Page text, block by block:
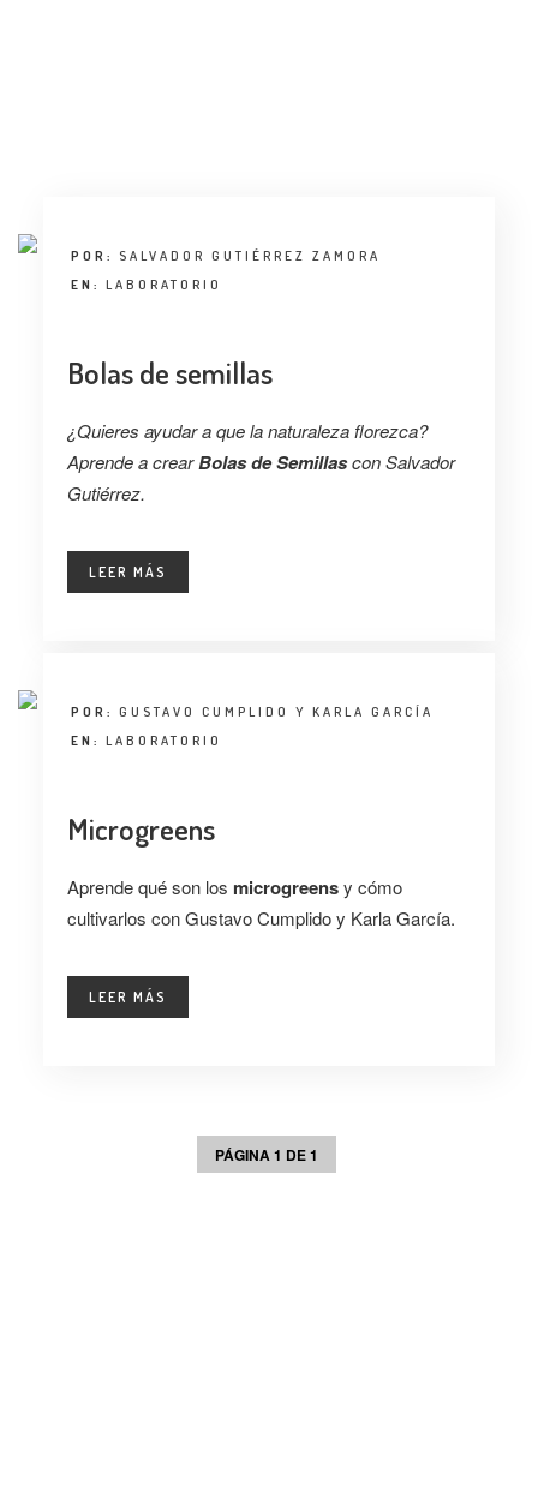
LANDUUM
COLABORADORES
CONSEJO HONORÍFICO
POR: SALVADOR GUTIÉRREZ ZAMORA
EN: LABORATORIO
Bolas de semillas
¿Quieres ayudar a que la naturaleza florezca?
Aprende a crearBolas de Semillascon Salvador
Gutiérrez.
LEER MÁS
POR: GUSTAVO CUMPLIDO Y KARLA GARCÍA
EN: LABORATORIO
Microgreens
Aprende qué son los microgreensy cómo
cultivarlos con Gustavo Cumplido y Karla García.
LEER MÁS
PÁGINA 1 DE 1